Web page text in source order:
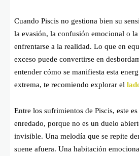
Cuando Piscis no gestiona bien su
la evasión, la confusión emocional o
enfrentarse a la realidad. Lo que en
exceso puede convertirse en
entender cómo se manifiesta esta
extrema, te recomiendo explorar el
Entre los sufrimientos de Piscis, este
enredado, porque no es un duelo
invisible. Una melodía que se repite
suene afuera. Una habitación